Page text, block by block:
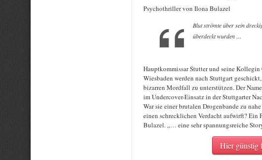
Psychothriller von Ilona Bulazel
Blut strömte über sein
überdeckt wurden …
Hauptkommissar Stutter und seine
Wiesbaden werden nach Stuttgart
bizarren Mordfall zu unterstützen. Der
im Undercover-Einsatz in der Stuttgarter
War sie einer brutalen Drogenbande zu
einen schrecklichen Verdacht aufwirft? Ein
Bulazel. „… eine sehr spannungsreiche
Hier günstig